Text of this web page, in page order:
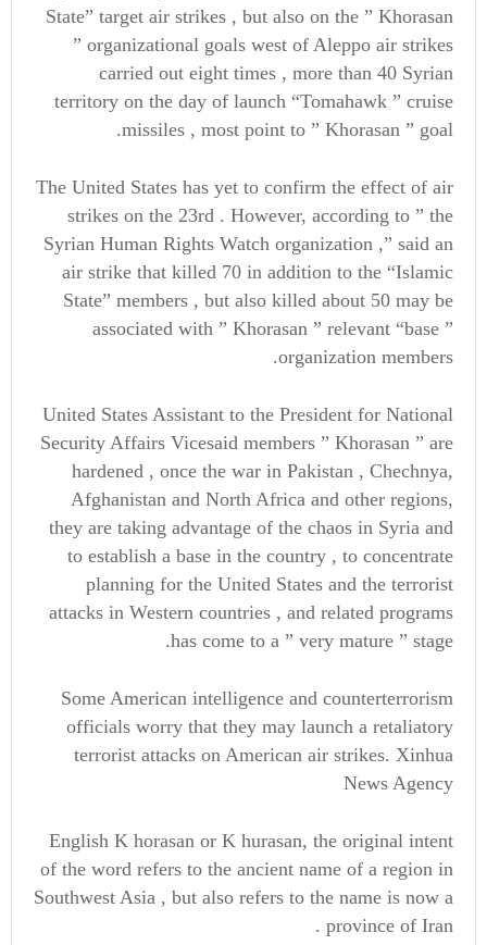
State” target air strikes , but also on the ” Khorasan
” organizational goals west of Aleppo air strikes
carried out eight times , more than 40 Syrian
territory on the day of launch “Tomahawk ” cruise
missiles , most point to ” Khorasan ” goal.
The United States has yet to confirm the effect of air
strikes on the 23rd . However, according to ” the
Syrian Human Rights Watch organization ,” said an
air strike that killed 70 in addition to the “Islamic
State” members , but also killed about 50 may be
associated with ” Khorasan ” relevant “base ”
organization members.
United States Assistant to the President for National
Security Affairs Vicesaid members ” Khorasan ” are
hardened , once the war in Pakistan , Chechnya,
Afghanistan and North Africa and other regions,
they are taking advantage of the chaos in Syria and
to establish a base in the country , to concentrate
planning for the United States and the terrorist
attacks in Western countries , and related programs
has come to a ” very mature ” stage.
Some American intelligence and counterterrorism
officials worry that they may launch a retaliatory
terrorist attacks on American air strikes. Xinhua
News Agency
English K horasan or K hurasan, the original intent
of the word refers to the ancient name of a region in
Southwest Asia , but also refers to the name is now a
province of Iran .